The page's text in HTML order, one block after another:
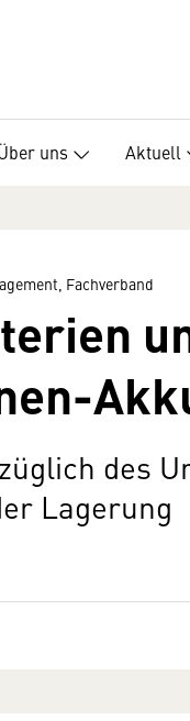
uns Aktuell
Fachverband
des
Lagerung